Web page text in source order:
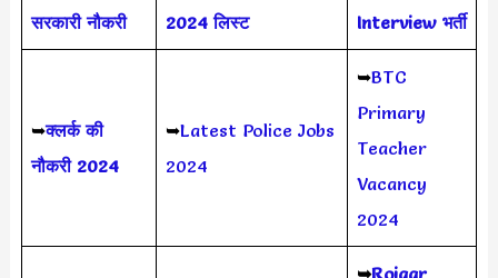
सरकारी नौकरी
2024 लिस्ट
Interview भर्ती
➥क्लर्क की
नौकरी 2024
➥Latest Police Jobs
2024
➥BTC
Primary
Teacher
Vacancy
2024